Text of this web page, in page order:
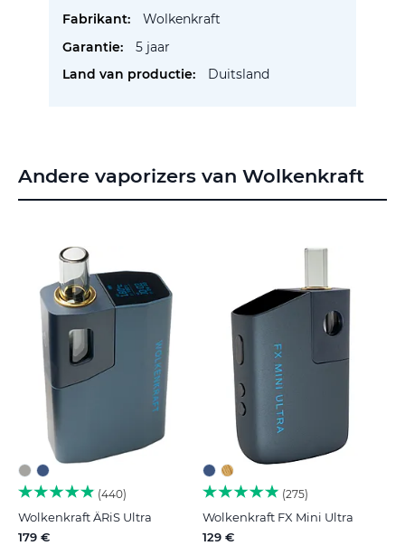
Wolkenkraft
5 jaar
Duitsland
Andere vaporizers van Wolkenkraft
440
Wolkenkraft ÄRiS Ultra
179 €
275
Wolkenkraft FX Mini Ultra
129 €